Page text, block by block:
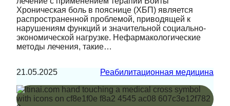
Хроническая боль в пояснице (ХБП) является
распространенной проблемой, приводящей к
нарушениям функций и значительной социально-
экономической нагрузке. Нефармакологические
методы лечения, такие…
21.05.2025 Реабилитационная медицина